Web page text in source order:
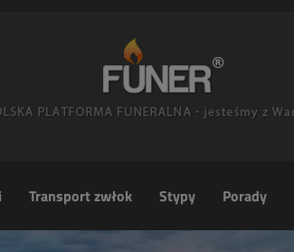
Transport zwłok Stypy Porady